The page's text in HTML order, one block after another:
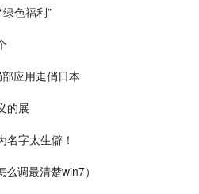
色福利”
应用走俏日本
的展
字太生僻！
调最清楚win7）